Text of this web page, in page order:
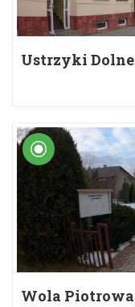
Ustrzyki Dolne
Wola Piotrowa